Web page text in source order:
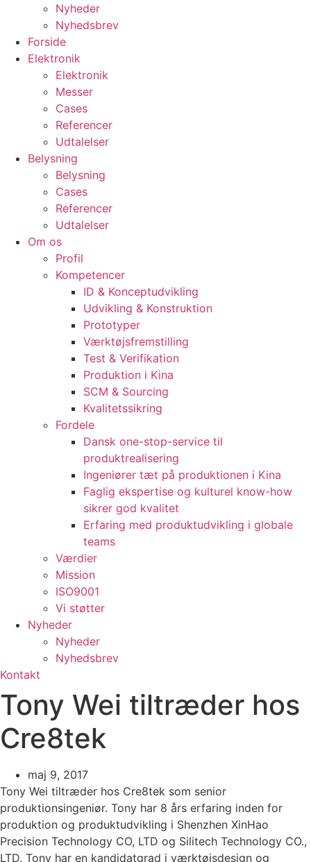
Nyheder
Nyhedsbrev
Forside
Elektronik
Elektronik
Messer
Cases
Referencer
Udtalelser
Belysning
Belysning
Cases
Referencer
Udtalelser
Om os
Profil
Kompetencer
ID & Konceptudvikling
Udvikling & Konstruktion
Prototyper
Værktøjsfremstilling
Test & Verifikation
Produktion i Kina
SCM & Sourcing
Kvalitetssikring
Fordele
Dansk one-stop-service til
produktrealisering
Ingeniører tæt på produktionen i Kina
Faglig ekspertise og kulturel know-how
sikrer god kvalitet
Erfaring med produktudvikling i globale
teams
Værdier
Mission
ISO9001
Vi støtter
Nyheder
Nyheder
Nyhedsbrev
Kontakt
Tony Wei tiltræder hos
Cre8tek
maj 9, 2017
Tony Wei tiltræder hos Cre8tek som senior
produktionsingeniør. Tony har 8 års erfaring inden for
produktion og produktudvikling i Shenzhen XinHao
Precision Technology CO, LTD og Silitech Technology CO.,
LTD. Tony har en kandidatgrad i værktøjsdesign og